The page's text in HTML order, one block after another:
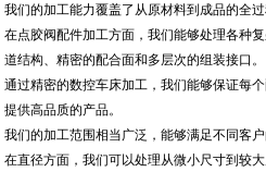
我们的加工能力覆盖了从原材料到成品的全过
在点胶阀配件加工方面，我们能够处理各种
道结构、精密的配合面和多层次的组装接口。
通过精密的数控车床加工，我们能够保证每
提供高品质的产品。
我们的加工范围相当广泛，能够满足不同客户
在直径方面，我们可以处理从微小尺寸到较